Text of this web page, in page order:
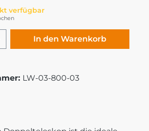
verfügbar
Gib den
In den Warenkorb
LW-03-800-03